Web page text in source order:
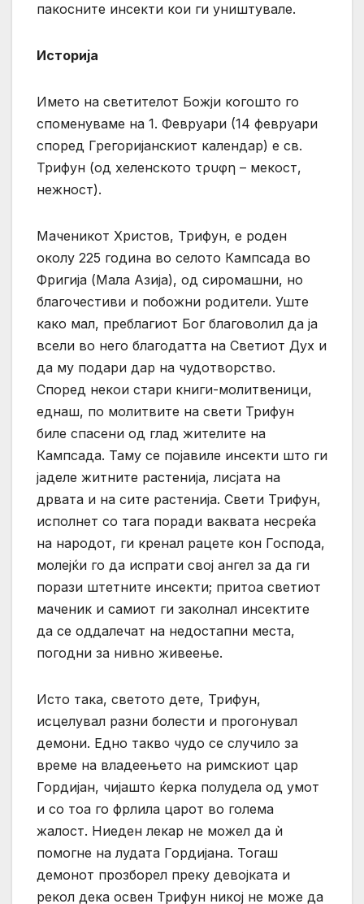
пакосните инсекти кои ги уништувале.
Историја
Името на светителот Божји когошто го
споменуваме на 1. Февруари (14 февруари
според Грегоријанскиот календар) е св.
Трифун (од хеленското τρυφη – мекост,
нежност).
Маченикот Христов, Трифун, е роден
околу 225 година во селото Кампсада во
Фригија (Мала Азија), од сиромашни, но
благочестиви и побожни родители. Уште
како мал, преблагиот Бог благоволил да ја
всели во него благодатта на Светиот Дух и
да му подари дар на чудотворство.
Според некои стари книги-молитвеници,
еднаш, по молитвите на свети Трифун
биле спасени од глад жителите на
Кампсада. Таму се појавиле инсекти што ги
јаделе житните растенија, лисјата на
дрвата и на сите растенија. Свети Трифун,
исполнет со тага поради ваквата несреќа
на народот, ги кренал рацете кон Господа,
молејќи го да испрати свој ангел за да ги
порази штетните инсекти; притоа светиот
маченик и самиот ги заколнал инсектите
да се оддалечат на недостапни места,
погодни за нивно живеење.
Исто така, светото дете, Трифун,
исцелувал разни болести и прогонувал
демони. Едно такво чудо се случило за
време на владеењето на римскиот цар
Гордијан, чијашто ќерка полудела од умот
и со тоа го фрлила царот во голема
жалост. Ниеден лекар не можел да ѝ
помогне на лудата Гордијана. Тогаш
демонот прозборел преку девојката и
рекол дека освен Трифун никој не може да